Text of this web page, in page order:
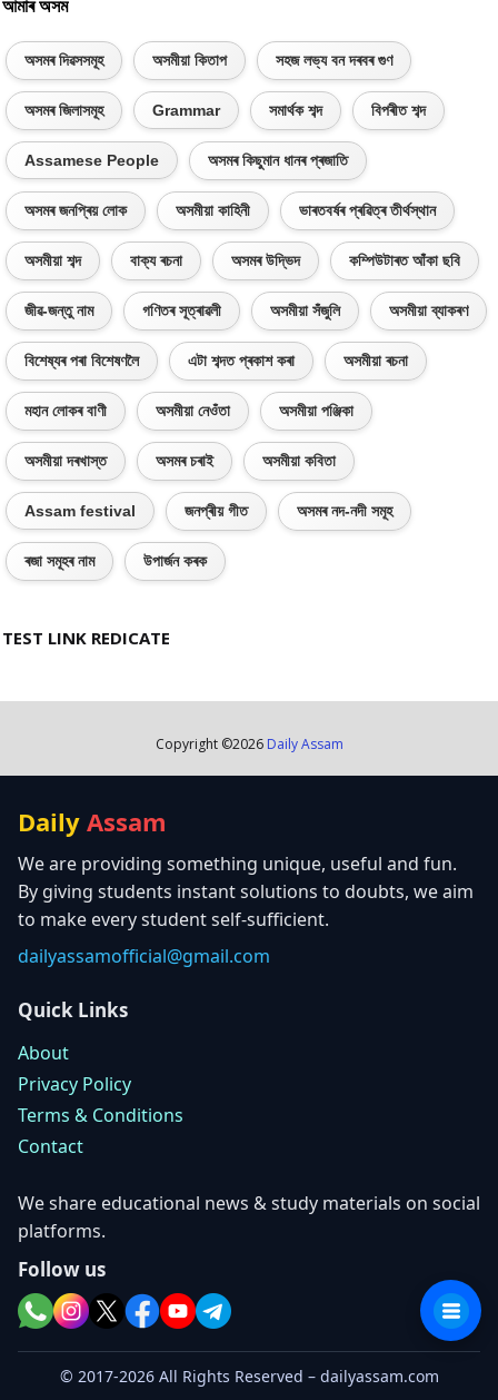
আমাৰ অসম
অসমৰ দিৱসসমূহ অসমীয়া কিতাপ সহজ লভ্য বন দৰবৰ গুণ
অসমৰ জিলাসমূহ Grammar সমাৰ্থক শব্দ বিপৰীত শব্দ
Assamese People অসমৰ কিছুমান ধানৰ প্ৰজাতি
অসমৰ জনপ্ৰিয় লোক অসমীয়া কাহিনী ভাৰতবৰ্ষৰ প্ৰৱিত্ৰ তীৰ্থস্থান
অসমীয়া শব্দ বাক্য ৰচনা অসমৰ উদ্ভিদ কম্পিউটাৰত আঁকা ছবি
জীৱ-জন্তু নাম গণিতৰ সূত্ৰাৱলী অসমীয়া সঁজুলি অসমীয়া ব্যাকৰণ
বিশেষ্যৰ পৰা বিশেষণলৈ এটা শব্দত প্ৰকাশ কৰা অসমীয়া ৰচনা
মহান লোকৰ বাণী অসমীয়া নেওঁতা অসমীয়া পঞ্জিকা
অসমীয়া দৰখাস্ত অসমৰ চৰাই অসমীয়া কবিতা
Assam festival জনপ্ৰীয় গীত অসমৰ নদ-নদী সমূহ
ৰজা সমূহৰ নাম উপাৰ্জন কৰক
TEST LINK REDICATE
Copyright ©2026 Daily Assam
Daily Assam
We are providing something unique, useful and fun.
By giving students instant solutions to doubts, we aim
to make every student self-sufficient.
dailyassamofficial@gmail.com
Quick Links
About
Privacy Policy
Terms & Conditions
Contact
We share educational news & study materials on social
platforms.
Follow us
© 2017-2026 All Rights Reserved – dailyassam.com